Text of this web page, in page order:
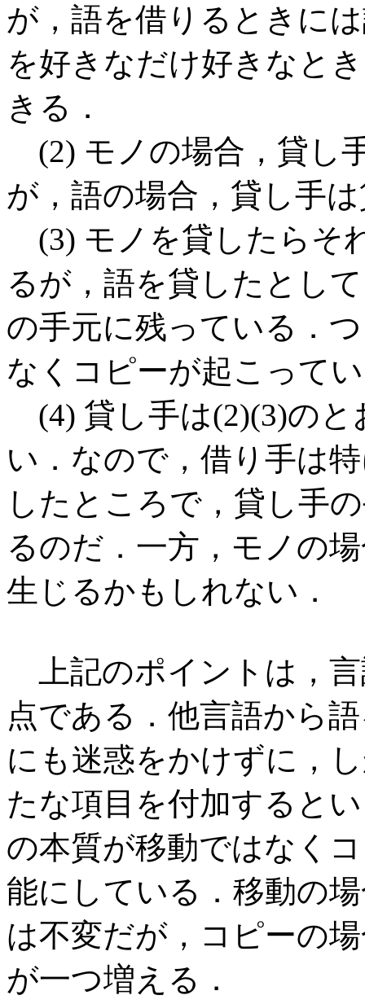
が，語を借りるときに
を好きなだけ好きなと
きる．
(2) モノの場合，貸し
が，語の場合，貸し手
(3) モノを貸したらそ
るが，語を貸したとし
の手元に残っている．
なくコピーが起こって
(4) 貸し手は(2)(3)のと
い．なので，借り手は
したところで，貸し手
るのだ．一方，モノの
生じるかもしれない．
上記のポイントは，
点である．他言語から
にも迷惑をかけずに，
たな項目を付加すると
の本質が移動ではなく
能にしている．移動の
は不変だが，コピーの
が一つ増える．